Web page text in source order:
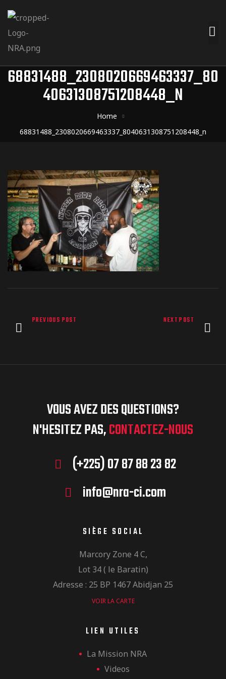
68831488_2308020669463337_80
40631308751208448_N
Home
68831488_2308020669463337_8040631308751208448_n
PREVIOUS POST NEXT POST
VOUS AVEZ DES QUESTIONS?
N'HESITEZ PAS,CONTACTEZ-NOUS
(+225) 07 87 88 23 82
info@nra-ci.com
SIÈGE SOCIAL
Marcory Zone 4 C,
Lot 34 ( le Baratin)
Adresse : 25 BP 1467 Abidjan 25
VOIR LA CARTE
LIEN UTILES
La Mission NRA
Videos